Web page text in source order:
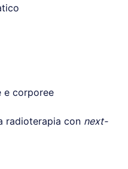
e corporee
radioterapia con next-